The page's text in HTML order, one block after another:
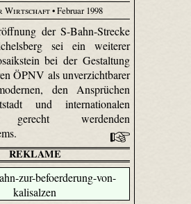
Wirtschaft• Februar 1998
der S-Bahn-Strecke
sei ein weiterer
bei der Gestaltung
ÖPNV als unverzichtbarer
den Ansprüchen
und internationalen
gerecht werdenden
REKLAME